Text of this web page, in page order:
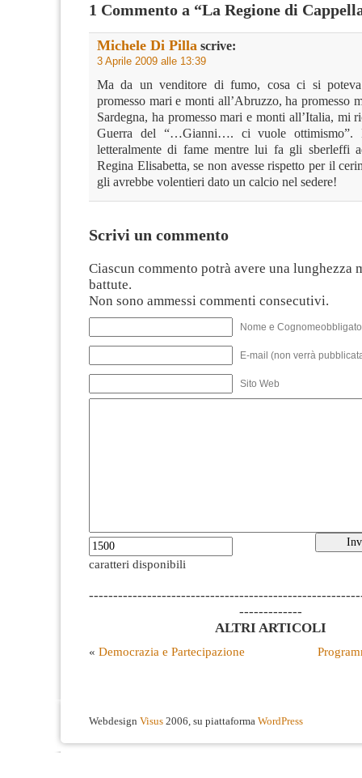
1 Commento a “La Regione di
Michele Di Pilla scrive:
3 Aprile 2009 alle 13:39
Ma da un venditore di fumo, cosa ci si poteva
promesso mari e monti all’Abruzzo, ha promesso
Sardegna, ha promesso mari e monti all’Italia, mi
Guerra del “…Gianni…. ci vuole ottimismo”.
letteralmente di fame mentre lui fa gli sberleffi
Regina Elisabetta, se non avesse rispetto per il
gli avrebbe volentieri dato un calcio nel sedere!
Scrivi un commento
Ciascun commento potrà avere una lunghezza
battute.
Non sono ammessi commenti consecutivi.
Nome e
E-mail (non verrà
Sito Web
caratteri disponibili
-------------
ALTRI ARTICOLI
« Democrazia e Partecipazione
Webdesign Visus 2006, su piattaforma WordPress